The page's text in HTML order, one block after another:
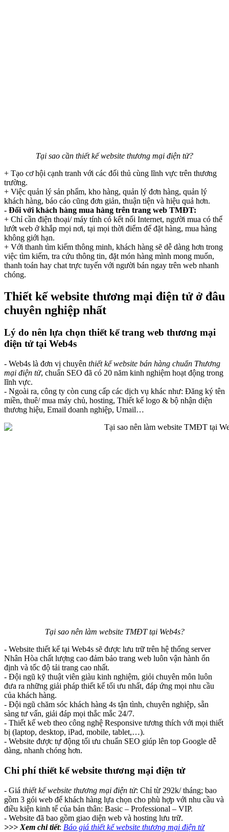
Tại sao cần thiết kế website thương mại điện tử?
+ Tạo cơ hội cạnh tranh với các đối thủ cùng lĩnh vực trên thương
trường.
+ Việc quản lý sản phẩm, kho hàng, quản lý đơn hàng, quản lý
khách hàng, báo cáo cũng đơn giản, thuận tiện và hiệu quả hơn.
- Đối với khách hàng mua hàng trên trang web TMĐT:
+ Chỉ cần điện thoại/ máy tính có kết nối Internet, người mua có thể
lướt web ở khắp mọi nơi, tại mọi thời điểm để đặt hàng, mua hàng
không giới hạn.
+ Với thanh tìm kiếm thông minh, khách hàng sẽ dễ dàng hơn trong
việc tìm kiếm, tra cứu thông tin, đặt món hàng mình mong muốn,
thanh toán hay chat trực tuyến với người bán ngay trên web nhanh
chóng.
Thiết kế website thương mại điện tử ở đâu
chuyên nghiệp nhất
Lý do nên lựa chọn thiết kế trang web thương mại
điện tử tại Web4s
- Web4s là đơn vị chuyên thiết kế website bán hàng chuẩn Thương
mại điện tử, chuẩn SEO đã có 20 năm kinh nghiệm hoạt động trong
lĩnh vực.
- Ngoài ra, công ty còn cung cấp các dịch vụ khác như: Đăng ký tên
miền, thuê/ mua máy chủ, hosting, Thiết kế logo & bộ nhận diện
thương hiệu, Email doanh nghiệp, Umail…
Tại sao nên làm website TMĐT tại Web4s?
- Website thiết kế tại Web4s sẽ được lưu trữ trên hệ thống server
Nhân Hòa chất lượng cao đảm bảo trang web luôn vận hành ổn
định và tốc độ tải trang cao nhất.
- Đội ngũ kỹ thuật viên giàu kinh nghiệm, giỏi chuyên môn luôn
đưa ra những giải pháp thiết kế tối ưu nhất, đáp ứng mọi nhu cầu
của khách hàng.
- Đội ngũ chăm sóc khách hàng 4s tận tình, chuyên nghiệp, sẵn
sàng tư vấn, giải đáp mọi thắc mắc 24/7.
- Thiết kế web theo công nghệ Responsive tương thích với mọi thiết
bị (laptop, desktop, iPad, mobile, tablet,…).
- Website được tự động tối ưu chuẩn SEO giúp lên top Google dễ
dàng, nhanh chóng hơn.
Chi phí thiết kế website thương mại điện tử
- Giá thiết kế website thương mại điện tử: Chỉ từ 292k/ tháng; bao
gồm 3 gói web để khách hàng lựa chọn cho phù hợp với nhu cầu và
điều kiện kinh tế của bản thân: Basic – Professional – VIP.
- Website đã bao gồm giao diện web và hosting lưu trữ.
>>> Xem chi tiết: Báo giá thiết kế website thương mại điện tử